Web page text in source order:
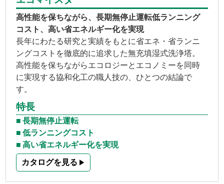
高性能を保ちながら、長期無停止運転低ランニング
コスト、高い省エネルギー化を実現
長年にわたる研究と実績をもとに省エネ・省ランニ
ングコストを徹底的に追求した無充填湿式洗浄塔。
高性能を保ちながらエコロジーとエコノミーを同時
に実現する協和化工の職人技の、ひとつの結論で
す。
特長
長期無停止運転
低ランニングコスト
高い省エネルギー化を実現
カタログを見る